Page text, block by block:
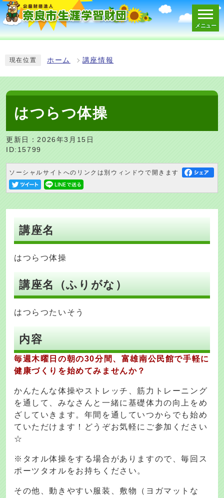
メニュー
現在位置 ホーム 講座情報
はつらつ体操
更新日：2026年3月15日
ID:15799
ソーシャルサイトへのリンクは別ウィンドウで開きます
講座名
はつらつ体操
講座名（ふりがな）
はつらつたいそう
内容
毎週木曜日の朝の30分間、富雄南公民館で手軽に
健康づくりを始めてみませんか？
かんたんな体操やストレッチ、筋力トレーニング
を通して、みなさんと一緒に基礎体力の向上をめ
ざしていきます。年間を通していつからでも始め
ていただけます！どうぞお気軽にご参加ください
☆
※タオル体操をする場合がありますので、毎回ス
ポーツタオルをお持ちください。
その他、動きやすい服装、敷物（ヨガマットな